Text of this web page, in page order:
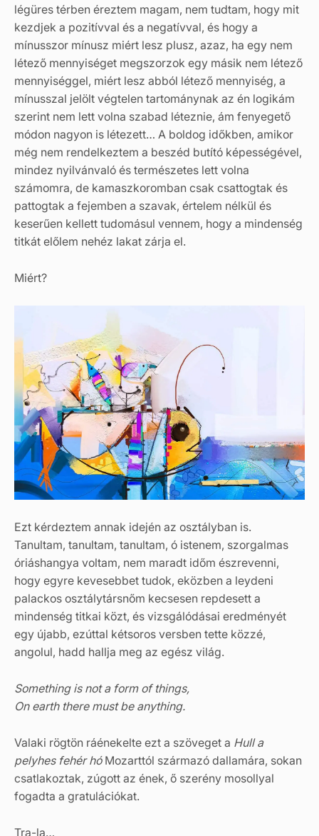
légüres térben éreztem magam, nem tudtam, hogy mit
kezdjek a pozitívval és a negatívval, és hogy a
mínusszor mínusz miért lesz plusz, azaz, ha egy nem
létező mennyiséget megszorzok egy másik nem létező
mennyiséggel, miért lesz abból létező mennyiség, a
mínusszal jelölt végtelen tartománynak az én logikám
szerint nem lett volna szabad léteznie, ám fenyegető
módon nagyon is létezett… A boldog időkben, amikor
még nem rendelkeztem a beszéd butító képességével,
mindez nyilvánvaló és természetes lett volna
számomra, de kamaszkoromban csak csattogtak és
pattogtak a fejemben a szavak, értelem nélkül és
keserűen kellett tudomásul vennem, hogy a mindenség
titkát előlem nehéz lakat zárja el.
Miért?
Ezt kérdeztem annak idején az osztályban is.
Tanultam, tanultam, tanultam, ó istenem, szorgalmas
óriáshangya voltam, nem maradt időm észrevenni,
hogy egyre kevesebbet tudok, eközben a leydeni
palackos osztálytársnőm kecsesen repdesett a
mindenség titkai közt, és vizsgálódásai eredményét
egy újabb, ezúttal kétsoros versben tette közzé,
angolul, hadd hallja meg az egész világ.
Something is not a form of things,
On earth there must be anything.
Valaki rögtön ráénekelte ezt a szöveget a Hull a
pelyhes fehér hóMozarttól származó dallamára, sokan
csatlakoztak, zúgott az ének, ő szerény mosollyal
fogadta a gratulációkat.
Tra-la…